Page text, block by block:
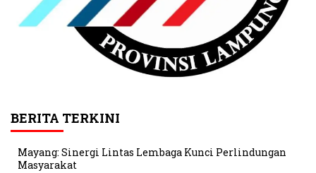
BERITA TERKINI
Mayang: Sinergi Lintas Lembaga Kunci Perlindungan
Masyarakat